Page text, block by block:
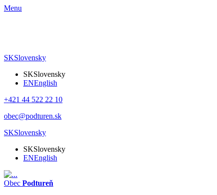
Menu
SKSlovensky
SKSlovensky
ENEnglish
+421 44 522 22 10
obec@podturen.sk
SKSlovensky
SKSlovensky
ENEnglish
Obec Podtureň